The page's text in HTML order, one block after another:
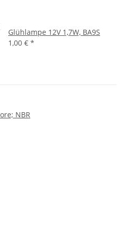
Glühlampe 12V 1,7W, BA9S
1,00 € *